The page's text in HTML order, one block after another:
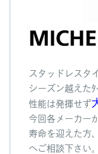
スタッドレスタ
シーズン越えた
性能は発揮せず
今回各メーカー
寿命を迎えた方
へご相談下さい。